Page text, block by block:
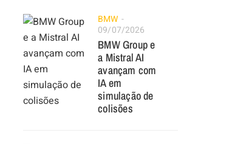
BMW
09/07/2026
BMW Group e
a Mistral AI
avançam com
IA em
simulação de
colisões